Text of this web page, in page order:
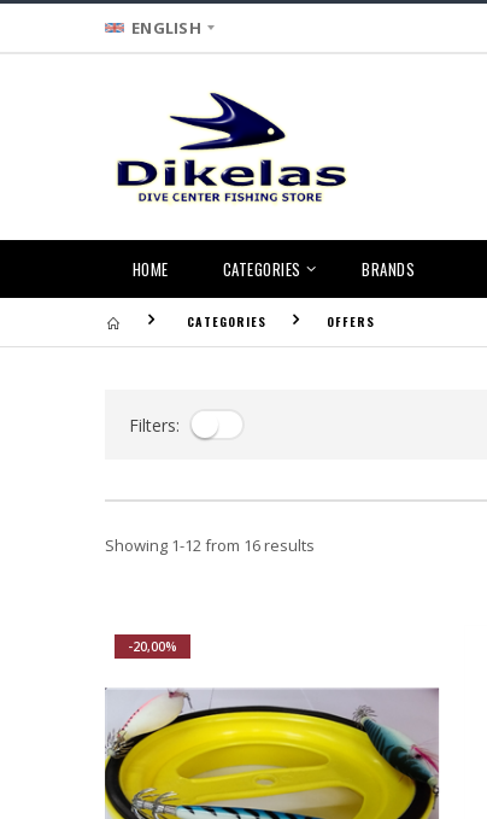
ENGLISH
HOME CATEGORIES BRANDS
CATEGORIES OFFERS
Filters:
Showing 1-12from 16 results
-20,00%